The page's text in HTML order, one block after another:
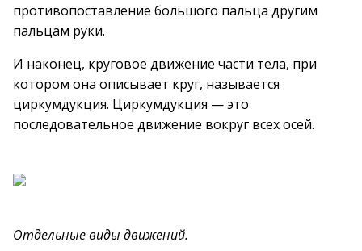
противопоставление большого пальца другим
пальцам руки.
И наконец, круговое движение части тела, при
котором она описывает круг, называется
циркумдукция. Циркумдукция — это
последовательное движение вокруг всех осей.
Отдельные виды движений.